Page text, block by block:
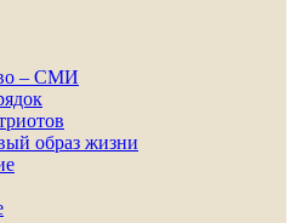
– СМИ
образ жизни